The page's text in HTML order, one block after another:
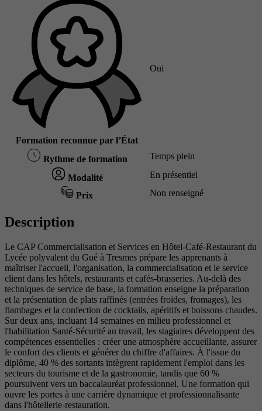
Formation reconnue par l’État
Oui
Rythme de formation Temps plein
Modalité En présentiel
Prix Non renseigné
Description
Le CAP Commercialisation et Services en Hôtel-Café-Restaurant du
Lycée polyvalent du Gué à Tresmes prépare les apprenants à
maîtriser l'accueil, l'organisation, la commercialisation et le service
client dans les hôtels, restaurants et cafés-brasseries. Au-delà des
techniques de service de base, la formation enseigne la préparation
et la présentation de plats raffinés (entrées froides, fromages), les
flambages et la confection de cocktails, apéritifs et boissons chaudes.
Sur deux ans, incluant 14 semaines en milieu professionnel et
l'habilitation Santé-Sécurité au travail, les stagiaires développent des
compétences essentielles : créer une atmosphère accueillante, assurer
le confort des clients et générer du chiffre d'affaires. À l'issue du
diplôme, 40 % des sortants intègrent rapidement l'emploi dans les
secteurs du tourisme et de la gastronomie, tandis que 60 %
poursuivent vers un baccalauréat professionnel. Une formation qui
ouvre les portes à une carrière dynamique et professionnalisante
dans l'hôtellerie-restauration.